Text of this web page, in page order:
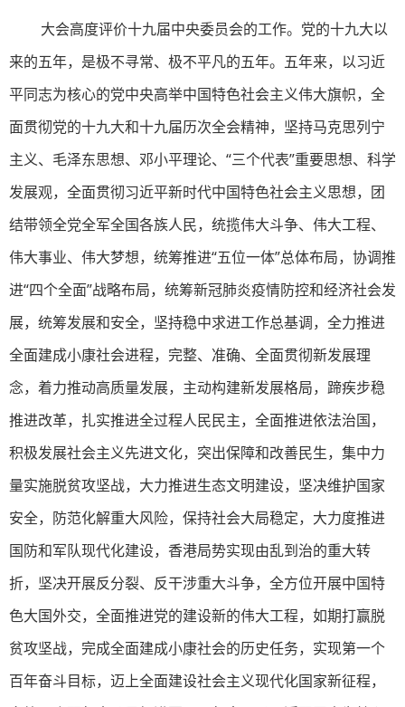
大会高度评价十九届中央委员会的工作。党的十九大以
来的五年，是极不寻常、极不平凡的五年。五年来，以习近
平同志为核心的党中央高举中国特色社会主义伟大旗帜，全
面贯彻党的十九大和十九届历次全会精神，坚持马克思列宁
主义、毛泽东思想、邓小平理论、“三个代表”重要思想、科学
发展观，全面贯彻习近平新时代中国特色社会主义思想，团
结带领全党全军全国各族人民，统揽伟大斗争、伟大工程、
伟大事业、伟大梦想，统筹推进“五位一体”总体布局，协调推
进“四个全面”战略布局，统筹新冠肺炎疫情防控和经济社会发
展，统筹发展和安全，坚持稳中求进工作总基调，全力推进
全面建成小康社会进程，完整、准确、全面贯彻新发展理
念，着力推动高质量发展，主动构建新发展格局，蹄疾步稳
推进改革，扎实推进全过程人民民主，全面推进依法治国，
积极发展社会主义先进文化，突出保障和改善民生，集中力
量实施脱贫攻坚战，大力推进生态文明建设，坚决维护国家
安全，防范化解重大风险，保持社会大局稳定，大力度推进
国防和军队现代化建设，香港局势实现由乱到治的重大转
折，坚决开展反分裂、反干涉重大斗争，全方位开展中国特
色大国外交，全面推进党的建设新的伟大工程，如期打赢脱
贫攻坚战，完成全面建成小康社会的历史任务，实现第一个
百年奋斗目标，迈上全面建设社会主义现代化国家新征程，